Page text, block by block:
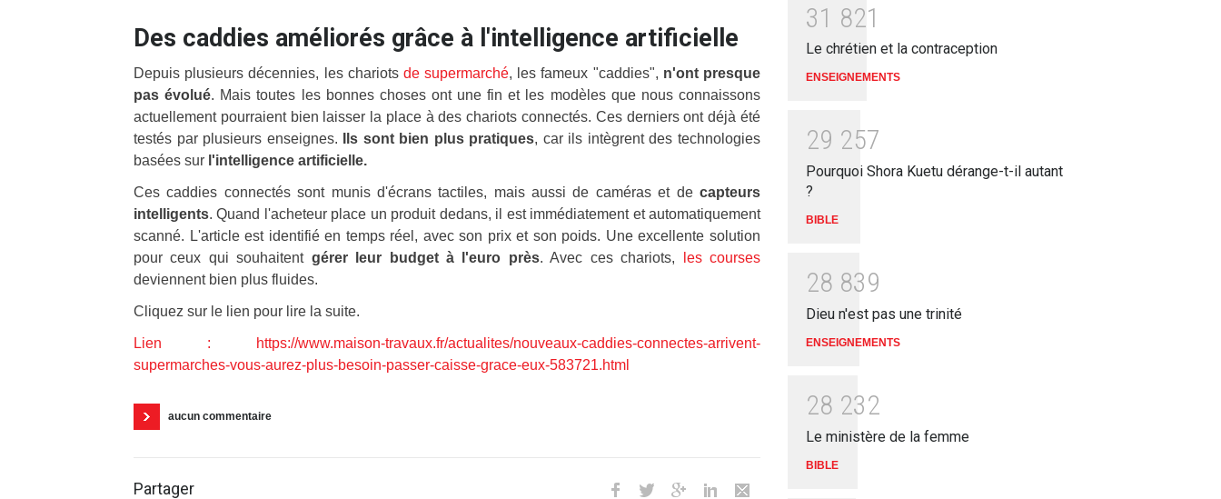
Des caddies améliorés grâce à l'intelligence artificielle
Depuis plusieurs décennies, les chariots de supermarché, les fameux "caddies", n'ont presque
pas évolué. Mais toutes les bonnes choses ont une fin et les modèles que nous connaissons
actuellement pourraient bien laisser la place à des chariots connectés. Ces derniers ont déjà été
testés par plusieurs enseignes.
Ils sont bien plus pratiques, car ils intègrent des technologies
basées sur l'intelligence artificielle.
Ces caddies connectés sont munis d'écrans tactiles, mais aussi de caméras et de capteurs
intelligents. Quand l'acheteur place un produit dedans, il est immédiatement et automatiquement
scanné. L'article est identifié en temps réel, avec son prix et son poids. Une excellente solution
pour ceux qui souhaitent gérer leur budget à l'euro près. Avec ces chariots,
les courses
deviennent bien plus fluides.
Cliquez sur le lien pour lire la suite.
Lien : https://www.maison-travaux.fr/actualites/nouveaux-caddies-connectes-arrivent-
supermarches-vous-aurez-plus-besoin-passer-caisse-grace-eux-583721.html
aucun commentaire
Partager
31 821
Le chrétien et la contraception
ENSEIGNEMENTS
29 257
Pourquoi Shora Kuetu dérange-t-il autant
?
BIBLE
28 839
Dieu n'est pas une trinité
ENSEIGNEMENTS
28 232
Le ministère de la femme
BIBLE